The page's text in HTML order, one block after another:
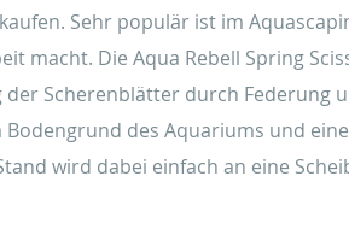
Sehr populär ist im
macht. Die Aqua Rebell Spring
der Scherenblätter durch Federung
Bodengrund des Aquariums und
wird dabei einfach an eine